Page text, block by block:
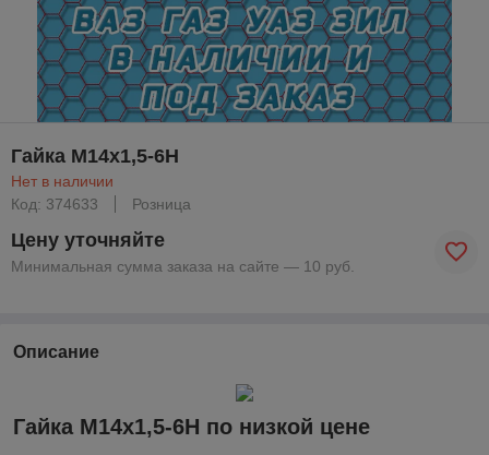
Гайка М14х1,5-6Н
Нет в наличии
Код: 374633
Розница
Цену уточняйте
Минимальная сумма заказа на сайте — 10 руб.
Описание
Гайка М14х1,5-6Н по низкой цене